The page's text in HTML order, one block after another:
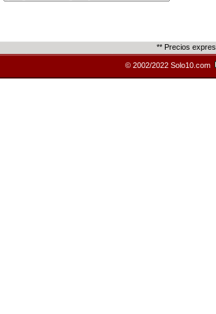
** Precios
© 2002/2022 Solo10.com